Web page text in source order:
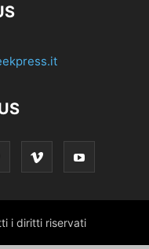
i diritti riservati